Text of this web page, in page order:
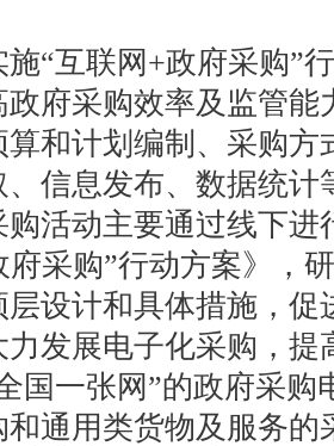
互联网+政府采购”行
府采购效率及监管能
和计划编制、采购方
信息发布、数据统计
购活动主要通过线下进
府采购”行动方案》，
层设计和具体措施，促
发展电子化采购，提
国一张网”的政府采购
通用类货物及服务的